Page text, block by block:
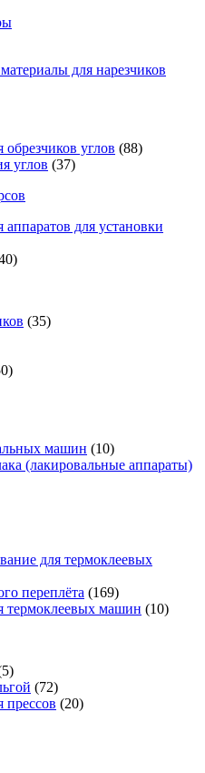
для нарезчиков
углов (88)
углов (37)
для установки
(35)
машин (10)
(лакировальные аппараты)
для термоклеевых
переплёта (169)
термоклеевых машин (10)
(72)
прессов (20)